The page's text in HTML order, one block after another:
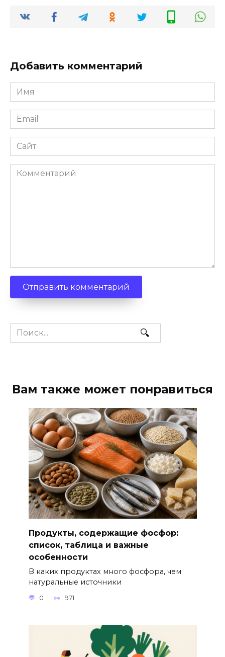
Добавить комментарий
Имя
Email
Сайт
Комментарий
Search
for:
Вам также может понравиться
Продукты, содержащие фосфор:
список, таблица и важные
особенности
В каких продуктах много фосфора, чем
натуральные источники
0 971